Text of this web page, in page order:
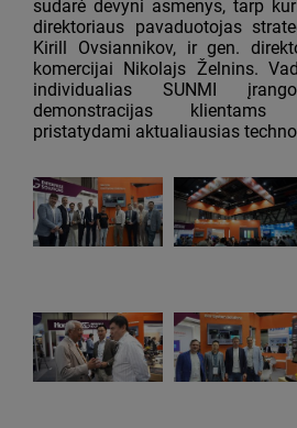
sudarė devyni asmenys, tarp
direktoriaus pavaduotojas
Kirill Ovsiannikov, ir gen.
komercijai Nikolajs Želnins.
individualias SUNMI
demonstracijas klientams
pristatydami aktualiausias